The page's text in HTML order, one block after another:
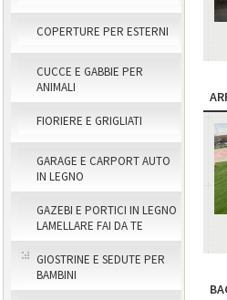
COPERTURE PER ESTERNI
CUCCE E GABBIE PER
ANIMALI
FIORIERE E GRIGLIATI
GARAGE E CARPORT AUTO
IN LEGNO
GAZEBI E PORTICI IN LEGNO
LAMELLARE FAI DA TE
GIOSTRINE E SEDUTE PER
BAMBINI